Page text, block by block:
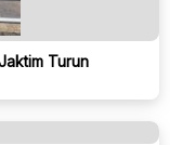
Turun